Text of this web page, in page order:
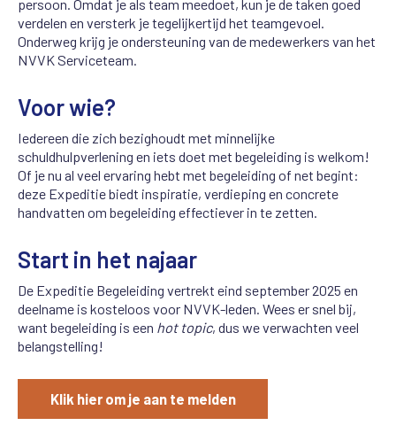
persoon. Omdat je als team meedoet, kun je de taken goed
verdelen en versterk je tegelijkertijd het teamgevoel.
Onderweg krijg je ondersteuning van de medewerkers van het
NVVK Serviceteam.
Voor wie?
Iedereen die zich bezighoudt met minnelijke
schuldhulpverlening en iets doet met begeleiding is welkom!
Of je nu al veel ervaring hebt met begeleiding of net begint:
deze Expeditie biedt inspiratie, verdieping en concrete
handvatten om begeleiding effectiever in te zetten.
Start in het najaar
De Expeditie Begeleiding vertrekt eind september 2025 en
deelname is kosteloos voor NVVK-leden. Wees er snel bij,
want begeleiding is een hot topic, dus we verwachten veel
belangstelling!
Klik hier om je aan te melden